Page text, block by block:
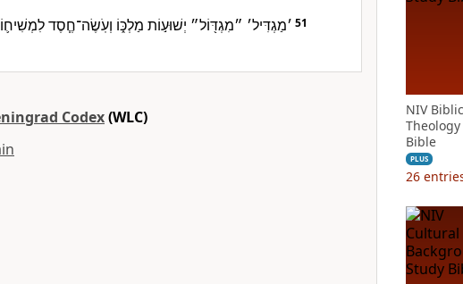
51 ׳מַגְדִּיל׳ ״מִגְדּ֖וֹל״ יְשׁוּע֣וֹת מַלְכּ֑וֹ וְעֹֽשֶׂה־חֶ֧סֶד לִמְשִׁיח֛וֹ
Codex(WLC)
NIV
Bible
PLUS
26